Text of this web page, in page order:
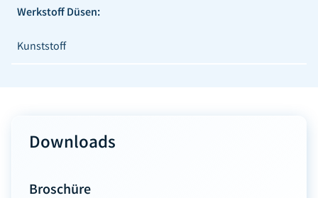
Werkstoff Düsen:
Kunststoff
Downloads
Broschüre